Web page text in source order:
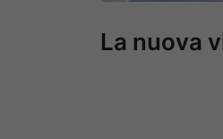
La nuova